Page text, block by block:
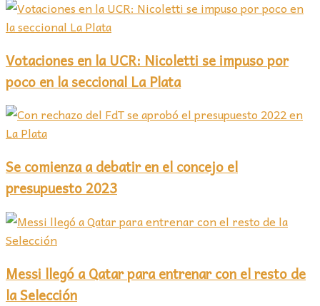
Votaciones en la UCR: Nicoletti se impuso por
poco en la seccional La Plata
Se comienza a debatir en el concejo el
presupuesto 2023
Messi llegó a Qatar para entrenar con el resto de
la Selección